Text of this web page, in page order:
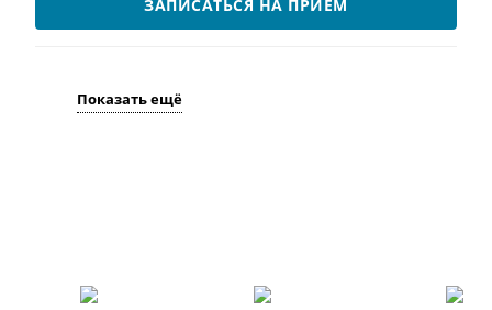
ЗАПИСАТЬСЯ НА ПРИЁМ
Показать ещё